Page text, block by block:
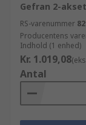
Gefran 2-
RS-varenummer
Producentens
Indhold (1 enhed)
Kr. 1.019,08
Antal